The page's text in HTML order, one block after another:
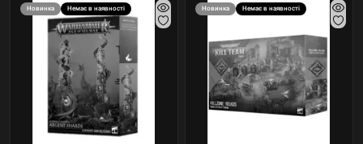
Новинка Немає в наявності Новинка Немає в наявності